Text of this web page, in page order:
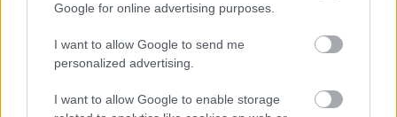
Google for online advertising purposes.
I want to allow Google to send me
personalized advertising.
I want to allow Google to enable storage
EZEKET IS AJÁNLJUK
Jelentős összeget kér Alonso az
Aston Martintól a folytatásért